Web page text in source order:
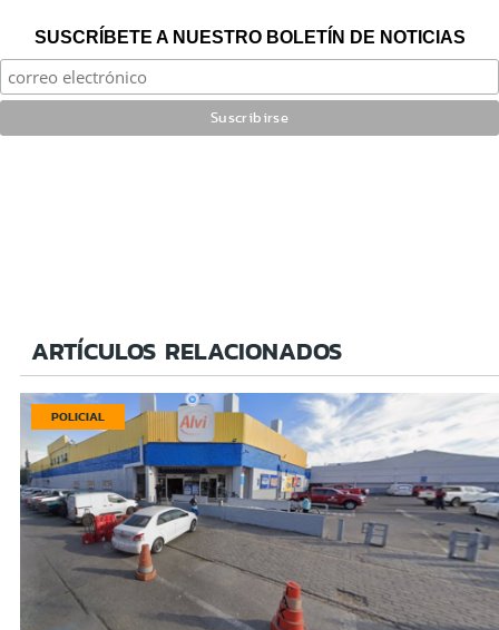
SUSCRÍBETE A NUESTRO BOLETÍN DE NOTICIAS
ARTÍCULOS RELACIONADOS
POLICIAL